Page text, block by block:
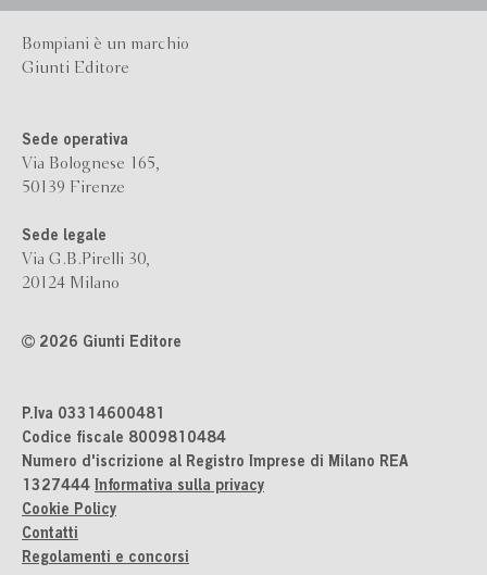
Bompiani è un marchio
Giunti Editore
Sede operativa
Via Bolognese 165,
50139 Firenze
Sede legale
Via G.B.Pirelli 30,
20124 Milano
2026 Giunti Editore
P.Iva 03314600481
Codice fiscale 8009810484
Numero d'iscrizione al Registro Imprese di Milano REA
1327444 Informativa sulla privacy
Cookie Policy
Contatti
Regolamenti e concorsi